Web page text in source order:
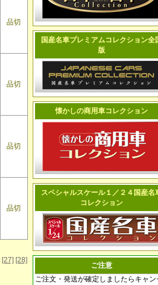
品切
品切
品切
品切
[27] [28]
国産名車プレミアムコレクション全
版
懐かしの商用車コレクション
スペシャルスケール１／２４国産名
コレクション
ご注意
ご注文・発送が確定しましたらキャン